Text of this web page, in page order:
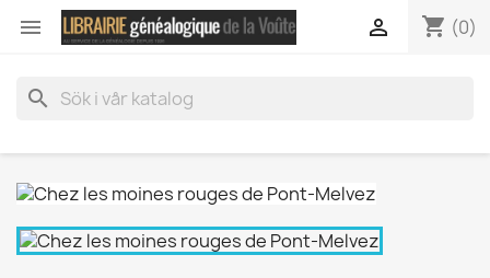
 shopping_cart (0)

search